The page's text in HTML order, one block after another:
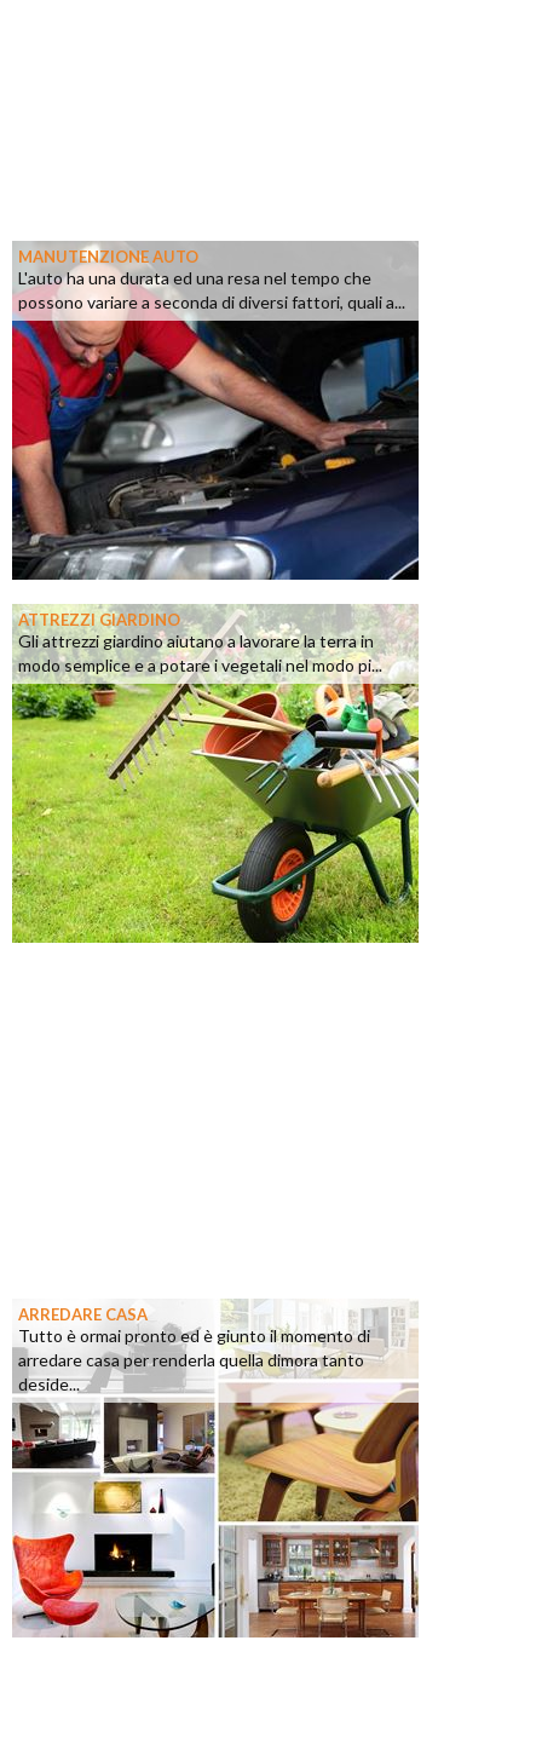
MANUTENZIONE AUTO
L'auto ha una durata ed una resa nel tempo che
possono variare a seconda di diversi fattori, quali a...
ATTREZZI GIARDINO
Gli attrezzi giardino aiutano a lavorare la terra in
modo semplice e a potare i vegetali nel modo pi...
ARREDARE CASA
Tutto è ormai pronto ed è giunto il momento di
arredare casa per renderla quella dimora tanto
deside...